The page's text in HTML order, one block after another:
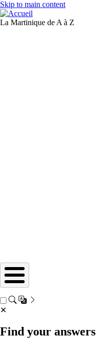
Skip to main content
La Martinique de A à Z
✕
Find your answers